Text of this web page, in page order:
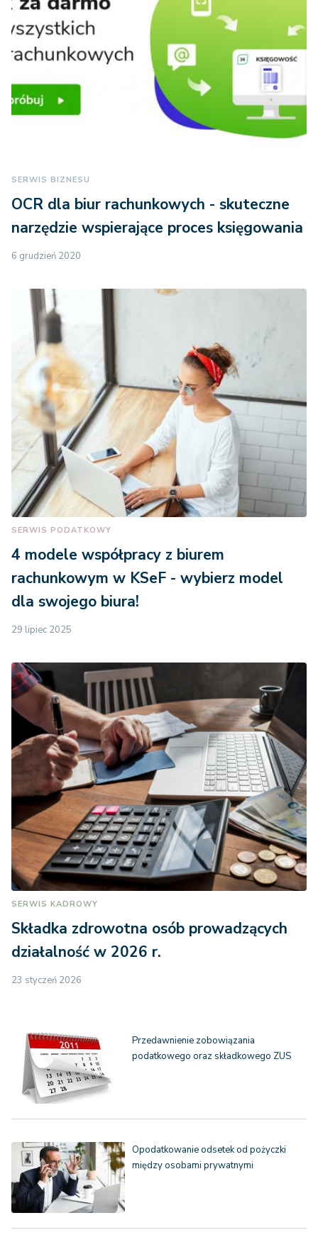
SERWIS BIZNESU
OCR dla biur rachunkowych - skuteczne
narzędzie wspierające proces księgowania
6 grudzień 2020
SERWIS PODATKOWY
4 modele współpracy z biurem
rachunkowym w KSeF - wybierz model
dla swojego biura!
29 lipiec 2025
SERWIS KADROWY
Składka zdrowotna osób prowadzących
działalność w 2026 r.
23 styczeń 2026
Przedawnienie zobowiązania
podatkowego oraz składkowego ZUS
Opodatkowanie odsetek od pożyczki
między osobami prywatnymi